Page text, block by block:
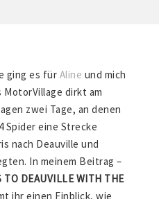
ging es für Aline und mich
MotorVillage dirkt am
zwei Tage, an denen
Spider eine Strecke
nach Deauville und
In meinem Beitrag –
TO DEAUVILLE WITH THE
ihr einen Einblick, wie